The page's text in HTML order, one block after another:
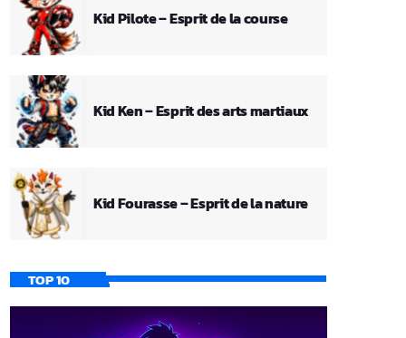
Kid Pilote – Esprit de la course
Kid Ken – Esprit des arts martiaux
Kid Fourasse – Esprit de la nature
TOP 10